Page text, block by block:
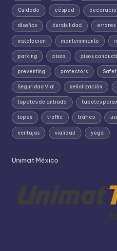
Cuidado césped
diseños durabilidad errores
instalacion mantenimiento
parking pisos pisos
preventing protectors
Seguridad Vial señalización
tapetes de entrada tapetes
topes traffic tráfico
ventajas vialidad yoga
Unimat México